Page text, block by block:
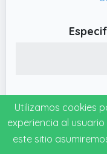
bastones
✔️ Color: Negro
Carrera
incluidos; talla
✔️ Un diseño
suaves, más
interior para
ajustes
2
Utilizamos cookies
experiencia al
este sitio